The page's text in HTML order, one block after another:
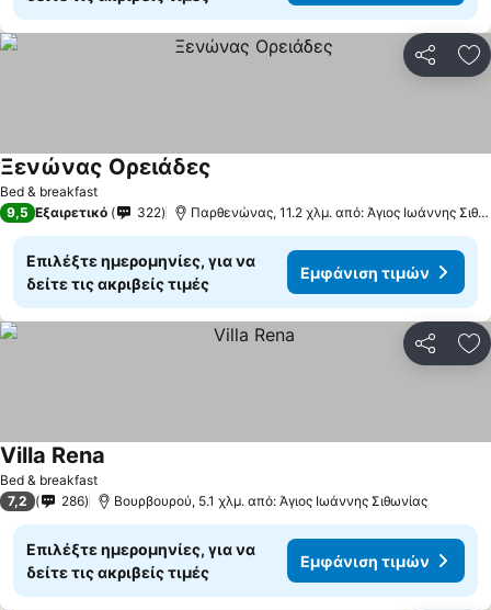
Bed & breakfast
Ξενώνας Ορειάδες
9,5 Εξαιρετικό 322 Παρθενώνας, 11.2 χλμ. από: Άγιος Ιωάννης Σιθωνίας
Επιλέξτε ημερομηνίες, για να
δείτε τις ακριβείς τιμές
Εμφάνιση τιμών
Bed & breakfast
Villa Rena
7,2 286 Βουρβουρού, 5.1 χλμ. από: Άγιος Ιωάννης Σιθωνίας
Επιλέξτε ημερομηνίες, για να
δείτε τις ακριβείς τιμές
Εμφάνιση τιμών